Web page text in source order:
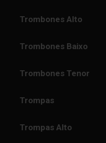
Trombones Alto
Trombones Baixo
Trombones Tenor
Trompas
Trompas Alto